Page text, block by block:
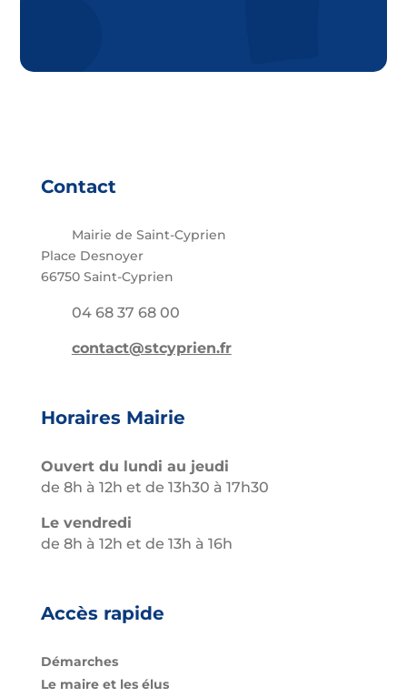
Contact
Mairie de Saint-Cyprien
Place Desnoyer
66750 Saint-Cyprien
04 68 37 68 00
contact@stcyprien.fr
Horaires Mairie
Ouvert du lundi au jeudi
de 8h à 12h et de 13h30 à 17h30
Le vendredi
de 8h à 12h et de 13h à 16h
Accès rapide
Démarches
Le maire et les élus